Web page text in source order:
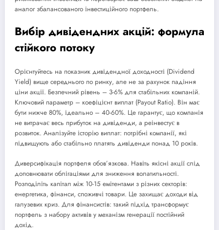
аналог збалансованого інвестиційного портфель.
Вибір дивідендних акцій: формула
стійкого потоку
Орієнтуйтесь на показник дивідендної доходності (Dividend
Yield) вище середнього по ринку, але не за рахунок падіння
ціни акції. Безпечний рівень – 3-6% для стабільних компаній.
Ключовий параметр – коефіцієнт виплат (Payout Ratio). Він має
бути нижче 80%, ідеально – 40-60%. Це гарантує, що компанія
не витрачає весь прибуток на дивіденди, а реінвестує в
розвиток. Аналізуйте історію виплат: потрібні компанії, які
підвищують або стабільно платять дивіденди понад 10 років.
Диверсифікація портфеля обов’язкова. Навіть якісні акції слід
доповнювати облігаціями для зниження волатильності.
Розподіліть капітал між 10-15 емітентами з різних секторів:
енергетика, фінанси, споживчі товари. Це захищає доходи від
галузевих криз. Для фінансистів: такий підхід трансформує
портфель з набору активів у механізм генерації постійний
дохід.